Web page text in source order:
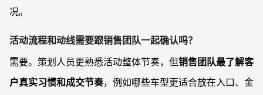
况。
活动流程和动线需要跟销售团队一起确认吗？
需要。策划人员更熟悉活动整体节奏，但销售团队最了解客
户真实习惯和成交节奏，例如哪些车型更适合放在入口、金